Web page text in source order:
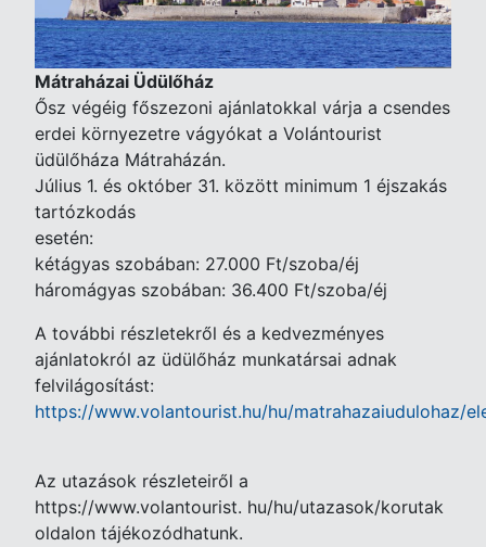
Mátraházai Üdülőház
Ősz végéig főszezoni ajánlatokkal várja a csendes
erdei környezetre vágyókat a Volántourist
üdülőháza Mátraházán.
Július 1. és október 31. között minimum 1 éjszakás
tartózkodás
esetén:
kétágyas szobában: 27.000 Ft/szoba/éj
háromágyas szobában: 36.400 Ft/szoba/éj
A további részletekről és a kedvezményes
ajánlatokról az üdülőház munkatársai adnak
felvilágosítást:
https://www.volantourist.hu/hu/matrahazaiudulohaz/
Az utazások részleteiről a
https://www.volantourist. hu/hu/utazasok/korutak
oldalon tájékozódhatunk.